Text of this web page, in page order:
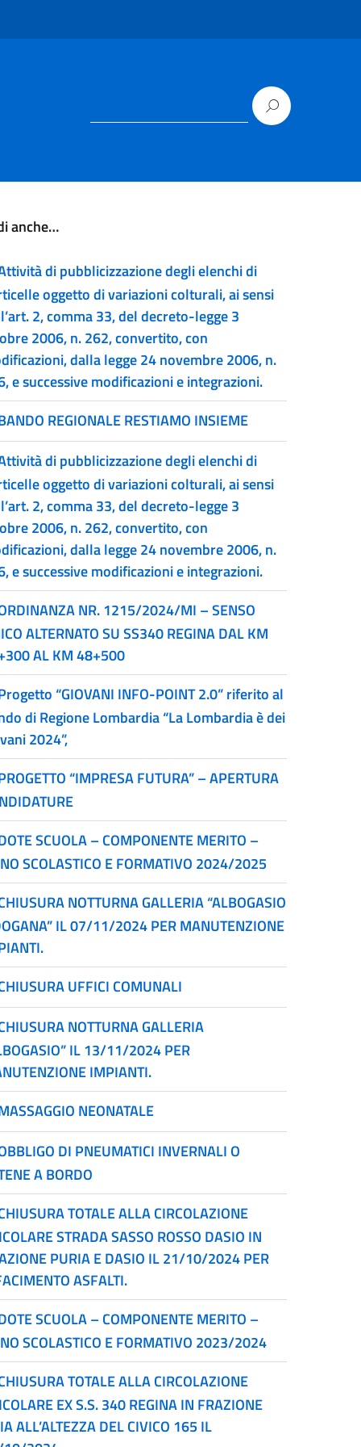
anche…
di pubblicizzazione degli elenchi di
oggetto di variazioni colturali, ai sensi
2, comma 33, del decreto-legge 3
2006, n. 262, convertito, con
dalla legge 24 novembre 2006, n.
e successive modificazioni e integrazioni.
REGIONALE RESTIAMO INSIEME
di pubblicizzazione degli elenchi di
oggetto di variazioni colturali, ai sensi
2, comma 33, del decreto-legge 3
2006, n. 262, convertito, con
dalla legge 24 novembre 2006, n.
e successive modificazioni e integrazioni.
NR. 1215/2024/MI – SENSO
ALTERNATO SU SS340 REGINA DAL KM
AL KM 48+500
“GIOVANI INFO-POINT 2.0” riferito al
di Regione Lombardia “La Lombardia è dei
2024”,
“IMPRESA FUTURA” – APERTURA
SCUOLA – COMPONENTE MERITO –
SCOLASTICO E FORMATIVO 2024/2025
NOTTURNA GALLERIA “ALBOGASIO
IL 07/11/2024 PER MANUTENZIONE
UFFICI COMUNALI
NOTTURNA GALLERIA
IL 13/11/2024 PER
IMPIANTI.
NEONATALE
DI PNEUMATICI INVERNALI O
A BORDO
TOTALE ALLA CIRCOLAZIONE
STRADA SASSO ROSSO DASIO IN
PURIA E DASIO IL 21/10/2024 PER
ASFALTI.
SCUOLA – COMPONENTE MERITO –
SCOLASTICO E FORMATIVO 2023/2024
TOTALE ALLA CIRCOLAZIONE
EX S.S. 340 REGINA IN FRAZIONE
ALL’ALTEZZA DEL CIVICO 165 IL